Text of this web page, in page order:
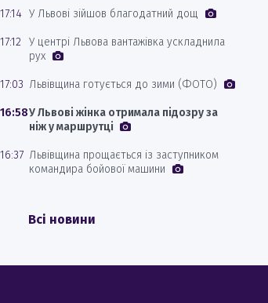
17:14 У Львові зійшов благодатний дощ
17:12 У центрі Львова вантажівка ускладнила
рух
17:03 Львівщина готується до зими (ФОТО)
16:58У Львові жінка отримала підозру за
ніж у маршрутці
16:37 Львівщина прощається із заступником
командира бойової машини
Всі новини